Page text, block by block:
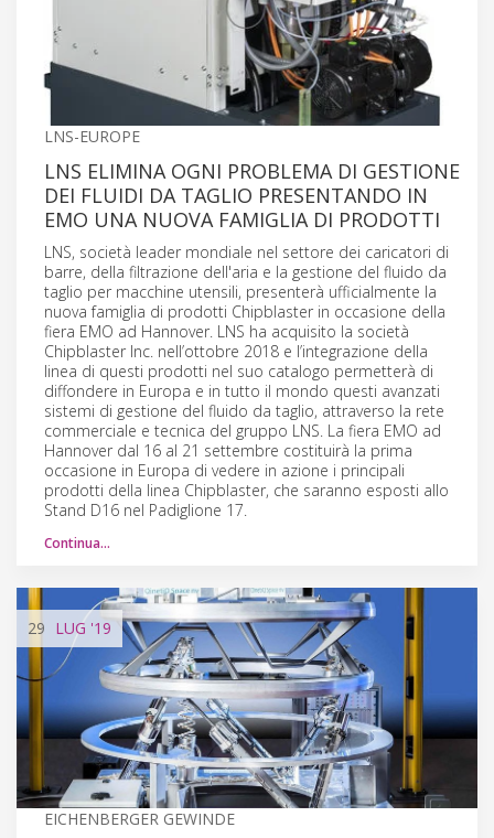
LNS-EUROPE
LNS ELIMINA OGNI PROBLEMA DI GESTIONE
DEI FLUIDI DA TAGLIO PRESENTANDO IN
EMO UNA NUOVA FAMIGLIA DI PRODOTTI
LNS, società leader mondiale nel settore dei caricatori di
barre, della filtrazione dell'aria e la gestione del fluido da
taglio per macchine utensili, presenterà ufficialmente la
nuova famiglia di prodotti Chipblaster in occasione della
fiera EMO ad Hannover. LNS ha acquisito la società
Chipblaster Inc. nell’ottobre 2018 e l’integrazione della
linea di questi prodotti nel suo catalogo permetterà di
diffondere in Europa e in tutto il mondo questi avanzati
sistemi di gestione del fluido da taglio, attraverso la rete
commerciale e tecnica del gruppo LNS. La fiera EMO ad
Hannover dal 16 al 21 settembre costituirà la prima
occasione in Europa di vedere in azione i principali
prodotti della linea Chipblaster, che saranno esposti allo
Stand D16 nel Padiglione 17.
Continua…
29 LUG '19
EICHENBERGER GEWINDE